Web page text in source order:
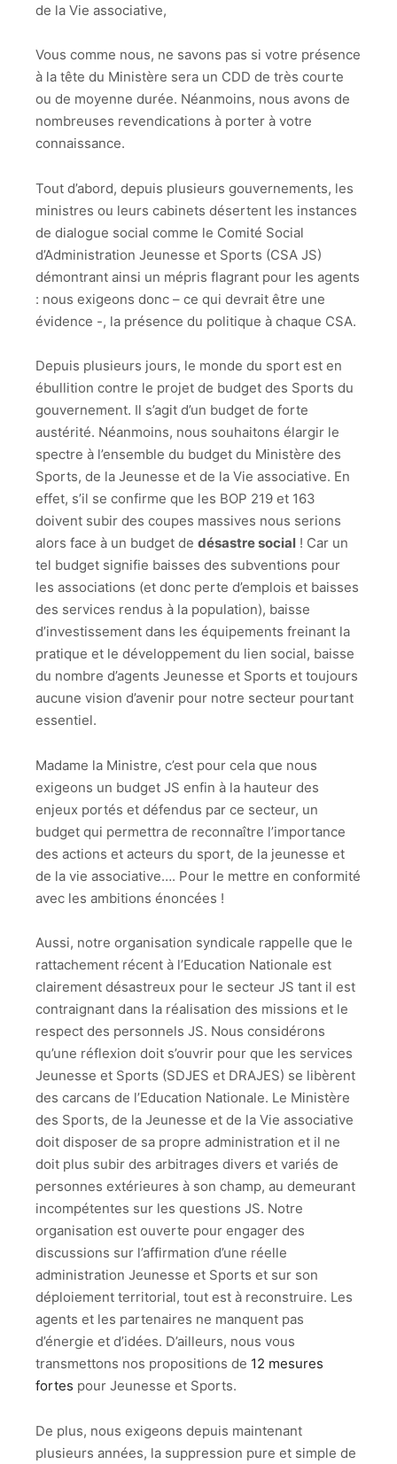
de la Vie associative,
Vous comme nous, ne savons pas si votre présence
à la tête du Ministère sera un CDD de très courte
ou de moyenne durée. Néanmoins, nous avons de
nombreuses revendications à porter à votre
connaissance.
Tout d’abord, depuis plusieurs gouvernements, les
ministres ou leurs cabinets désertent les instances
de dialogue social comme le Comité Social
d’Administration Jeunesse et Sports (CSA JS)
démontrant ainsi un mépris flagrant pour les agents
: nous exigeons donc – ce qui devrait être une
évidence -, la présence du politique à chaque CSA.
Depuis plusieurs jours, le monde du sport est en
ébullition contre le projet de budget des Sports du
gouvernement. Il s’agit d’un budget de forte
austérité. Néanmoins, nous souhaitons élargir le
spectre à l’ensemble du budget du Ministère des
Sports, de la Jeunesse et de la Vie associative. En
effet, s’il se confirme que les BOP 219 et 163
doivent subir des coupes massives nous serions
alors face à un budget de désastre social ! Car un
tel budget signifie baisses des subventions pour
les associations (et donc perte d’emplois et baisses
des services rendus à la population), baisse
d’investissement dans les équipements freinant la
pratique et le développement du lien social, baisse
du nombre d’agents Jeunesse et Sports et toujours
aucune vision d’avenir pour notre secteur pourtant
essentiel.
Madame la Ministre, c’est pour cela que nous
exigeons un budget JS enfin à la hauteur des
enjeux portés et défendus par ce secteur, un
budget qui permettra de reconnaître l’importance
des actions et acteurs du sport, de la jeunesse et
de la vie associative…. Pour le mettre en conformité
avec les ambitions énoncées !
Aussi, notre organisation syndicale rappelle que le
rattachement récent à l’Education Nationale est
clairement désastreux pour le secteur JS tant il est
contraignant dans la réalisation des missions et le
respect des personnels JS. Nous considérons
qu’une réflexion doit s’ouvrir pour que les services
Jeunesse et Sports (SDJES et DRAJES) se libèrent
des carcans de l’Education Nationale. Le Ministère
des Sports, de la Jeunesse et de la Vie associative
doit disposer de sa propre administration et il ne
doit plus subir des arbitrages divers et variés de
personnes extérieures à son champ, au demeurant
incompétentes sur les questions JS. Notre
organisation est ouverte pour engager des
discussions sur l’affirmation d’une réelle
administration Jeunesse et Sports et sur son
déploiement territorial, tout est à reconstruire. Les
agents et les partenaires ne manquent pas
d’énergie et d’idées. D’ailleurs, nous vous
transmettons nos propositions de 12 mesures
fortes pour Jeunesse et Sports.
De plus, nous exigeons depuis maintenant
plusieurs années, la suppression pure et simple de